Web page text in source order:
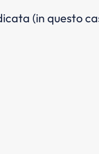
(in questo